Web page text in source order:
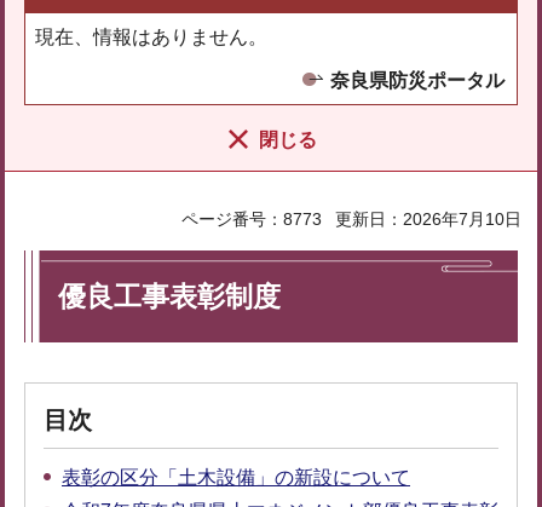
現在、情報はありません。
奈良県防災ポータル
閉じる
ページ番号：8773 更新日：2026年7月10日
優良工事表彰制度
目次
表彰の区分「土木設備」の新設について